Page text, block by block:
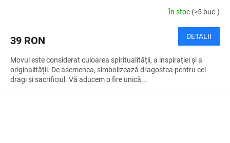
În stoc (>5 buc.)
39 RON DETALII
Movul este considerat culoarea spiritualității, a inspirației și a
originalității. De asemenea, simbolizează dragostea pentru cei
dragi și sacrificiul. Vă aducem o fire unică...